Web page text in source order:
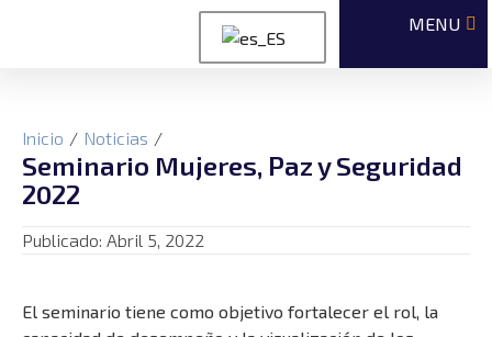
Inicio / Noticias /
Seminario Mujeres, Paz y Seguridad
2022
Publicado: Abril 5, 2022
El seminario tiene como objetivo fortalecer el rol, la